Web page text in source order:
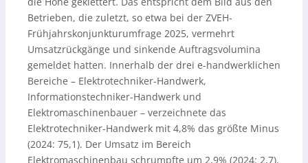
Betrieben, die zuletzt, so etwa bei der ZVEH-
Frühjahrskonjunkturumfrage 2025, vermehrt
Umsatzrückgänge und sinkende Auftragsvolumina
gemeldet hatten. Innerhalb der drei e-handwerklichen
Bereiche – Elektrotechniker-Handwerk,
Informationstechniker-Handwerk und
Elektromaschinenbauer – verzeichnete das
Elektrotechniker-Handwerk mit 4,8% das größte Minus
(2024: 75,1). Der Umsatz im Bereich
Elektromaschinenbau schrumpfte um 2,9% (2024: 2,7),